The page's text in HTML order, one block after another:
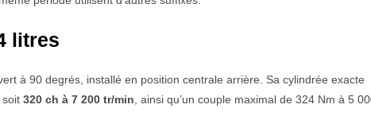
litres
à 90 degrés, installé en position centrale arrière. Sa cylindrée exacte
soit 320 ch à 7 200 tr/min , ainsi qu’un couple maximal de 324 Nm à 5